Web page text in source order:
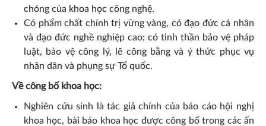
chóng của khoa học công nghệ.
Có phẩm chất chính trị vững vàng, có đạo đức cá nhân
và đạo đức nghề nghiệp cao; có tinh thần bảo vệ pháp
luật, bảo vệ công lý, lẽ công bằng và ý thức phục vụ
nhân dân và phụng sự Tổ quốc.
Về công bố khoa học:
Nghiên cứu sinh là tác giả chính của báo cáo hội nghị
khoa học, bài báo khoa học được công bố trong các ấn